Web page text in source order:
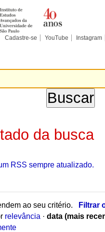
Cadastre-se YouTube Instagram
da busca
RSS sempre atualizado.
ao seu critério.
Filtrar
relevância · data (mais